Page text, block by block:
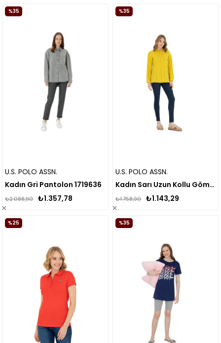
U.S. POLO ASSN.
Kadın Gri Pantolon 1719636
₺1.357,78
₺2.088,90
%35
U.S. POLO ASSN.
Kadın Sarı Uzun Kollu Gömlek 1835624
₺1.143,29
₺1.758,90
%35
%25 %35